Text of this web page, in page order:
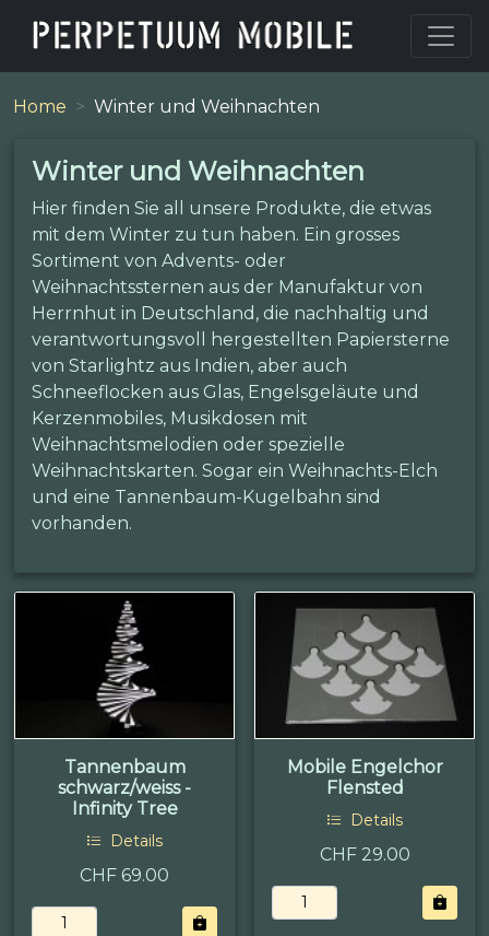
Home Winter und Weihnachten
Winter und Weihnachten
Hier finden Sie all unsere Produkte, die etwas
mit dem Winter zu tun haben. Ein grosses
Sortiment von Advents- oder
Weihnachtssternen aus der Manufaktur von
Herrnhut in Deutschland, die nachhaltig und
verantwortungsvoll hergestellten Papiersterne
von Starlightz aus Indien, aber auch
Schneeflocken aus Glas, Engelsgeläute und
Kerzenmobiles, Musikdosen mit
Weihnachtsmelodien oder spezielle
Weihnachtskarten. Sogar ein Weihnachts-Elch
und eine Tannenbaum-Kugelbahn sind
vorhanden.
Tannenbaum
schwarz/weiss -
Infinity Tree
Details
CHF 69.00
Mobile Engelchor
Flensted
Details
CHF 29.00